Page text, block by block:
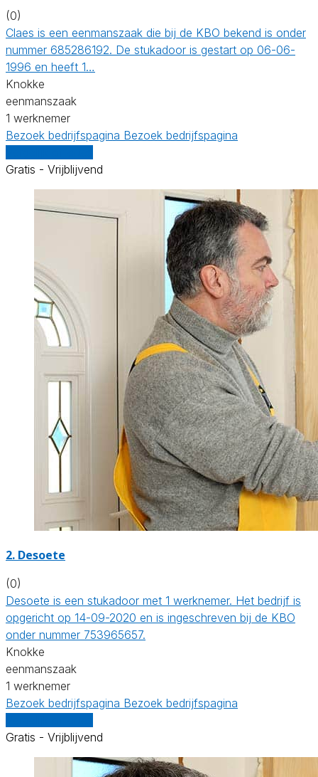
(0)
Claes is een eenmanszaak die bij de KBO bekend is onder
nummer 685286192. De stukadoor is gestart op 06-06-
1996 en heeft 1…
Knokke
eenmanszaak
1 werknemer
Bezoek bedrijfspagina Bezoek bedrijfspagina
Gratis - Vrijblijvend
2. Desoete
(0)
Desoete is een stukadoor met 1 werknemer. Het bedrijf is
opgericht op 14-09-2020 en is ingeschreven bij de KBO
onder nummer 753965657.
Knokke
eenmanszaak
1 werknemer
Bezoek bedrijfspagina Bezoek bedrijfspagina
Gratis - Vrijblijvend